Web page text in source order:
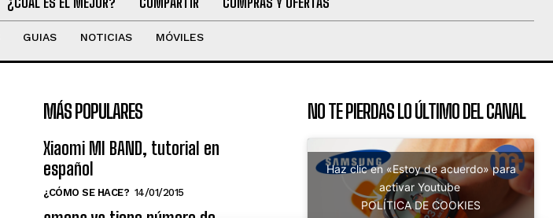
GUIAS NOTICIAS MÓVILES
MÁS POPULARES
Xiaomi MI BAND, tutorial en
español
¿CÓMO SE HACE? 14/01/2015
NO TE PIERDAS LO ÚLTIMO DEL CANAL
Haz clic en «Estoy de acuerdo» para
activar Youtube
POLÍTICA DE COOKIES